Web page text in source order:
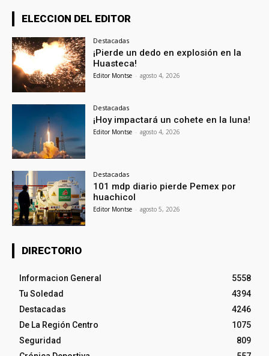
ELECCION DEL EDITOR
Destacadas
¡Pierde un dedo en explosión en la
Huasteca!
Editor Montse - agosto 4, 2026
Destacadas
¡Hoy impactará un cohete en la luna!
Editor Montse - agosto 4, 2026
Destacadas
101 mdp diario pierde Pemex por
huachicol
Editor Montse - agosto 5, 2026
DIRECTORIO
Informacion General
5558
Tu Soledad
4394
Destacadas
4246
De La Región Centro
1075
Seguridad
809